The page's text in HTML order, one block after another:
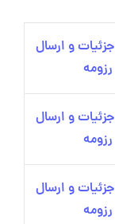
و ارسال
رزومه
و ارسال
رزومه
و ارسال
رزومه